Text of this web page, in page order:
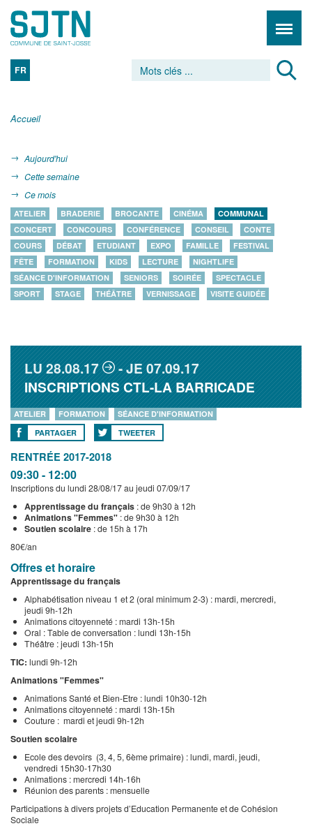
FR
Accueil
Aujourd'hui
Cette semaine
Ce mois
ATELIER BRADERIE BROCANTE CINÉMA
COMMUNAL
CONCERT
CONCOURS CONFÉRENCE CONSEIL
CONTE
COURS
DÉBAT ETUDIANT EXPO FAMILLE
FESTIVAL
FÊTE
FORMATION KIDS LECTURE
NIGHTLIFE
SÉANCE D'INFORMATION
SENIORS SOIRÉE
SPECTACLE
SPORT
STAGE THÉÂTRE VERNISSAGE VISITE GUIDÉE
LU28.08.17 JE07.09.17
INSCRIPTIONS CTL-LA BARRICADE
ATELIER FORMATION
SÉANCE D'INFORMATION
PARTAGER
TWEETER
RENTRÉE 2017-2018
09:30 - 12:00
Inscriptions du lundi 28/08/17 au jeudi 07/09/17
Apprentissage du français : de 9h30 à 12h
Animations "Femmes" : de 9h30 à 12h
Soutien scolaire : de 15h à 17h
80€/an
Offres et horaire
Apprentissage du français
Alphabétisation niveau 1 et 2 (oral minimum 2-3) : mardi, mercredi,
jeudi 9h-12h
Animations citoyenneté : mardi 13h-15h
Oral : Table de conversation : lundi 13h-15h
Théâtre : jeudi 13h-15h
TIC: lundi 9h-12h
Animations "Femmes"
Animations Santé et Bien-Etre : lundi 10h30-12h
Animations citoyenneté : mardi 13h-15h
Couture : mardi et jeudi 9h-12h
Soutien scolaire
Ecole des devoirs (3, 4, 5, 6ème primaire) : lundi, mardi, jeudi,
vendredi 15h30-17h30
Animations : mercredi 14h-16h
Réunion des parents : mensuelle
Participations à divers projets d’Education Permanente et de Cohésion
Sociale